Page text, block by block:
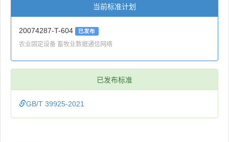
当前标准计划
20074287-T-604 已发布
农业固定设备 畜牧业数据通信网络
已发布标准
GB/T 39925-2021